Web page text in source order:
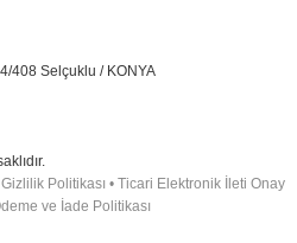
408 Selçuklu / KONYA
Gizlilik Politikası • Ticari Elektronik İleti Onay
ve İade Politikası